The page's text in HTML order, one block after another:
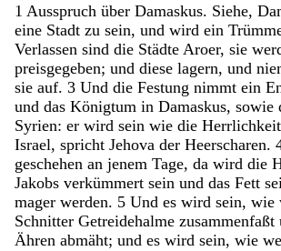
1 Ausspruch über Damaskus. Siehe,
eine Stadt zu sein, und wird ein
Verlassen sind die Städte Aroer, sie
preisgegeben; und diese lagern, und
sie auf. 3 Und die Festung nimmt ein
und das Königtum in Damaskus, sowie
Syrien: er wird sein wie die Herrlichkeit
Israel, spricht Jehova der Heerscharen.
geschehen an jenem Tage, da wird die
Jakobs verkümmert sein und das Fett
mager werden. 5 Und es wird sein, wie
Schnitter Getreidehalme zusammenfaßt
Ähren abmäht; und es wird sein, wie